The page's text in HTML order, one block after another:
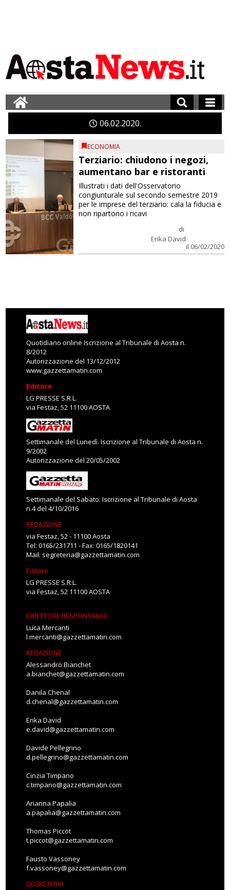
0602 2020
ECONOMIA
Terziario: chiudono i negozi,
aumentano bar e ristoranti
di
Erika David
il 06/02/2020
Illustrati i dati dell'Osservatorio
congiunturale sul secondo semestre 2019
per le imprese del terziario: cala la fiducia e
non ripartono i ricavi
Quotidiano online Iscrizione al Tribunale di Aosta n.
8/2012
Autorizzazione del 13/12/2012
www.gazzettamatin.com
Editore
LG PRESSE S.R.L.
via Festaz, 52 11100 AOSTA
Settimanale del Lunedì. Iscrizione al Tribunale di Aosta n.
9/2002
Autorizzazione del 20/05/2002
Settimanale del Sabato. Iscrizione al Tribunale di Aosta
n.4 del 4/10/2016
REDAZIONE
via Festaz, 52 - 11100 Aosta
Tel: 0165/231711 - Fax: 0165/1820141
Mail: segreteria@gazzettamatin.com
Editore
LG PRESSE S.R.L.
via Festaz, 52 11100 AOSTA
DIRETTORE RESPONSABILE
Luca Mercanti
l.mercanti@gazzettamatin.com
REDAZIONE
Alessandro Bianchet
a.bianchet@gazzettamatin.com
Danila Chenal
d.chenal@gazzettamatin.com
Erika David
e.david@gazzettamatin.com
Davide Pellegrino
d.pellegrino@gazzettamatin.com
Cinzia Timpano
c.timpano@gazzettamatin.com
Arianna Papalia
a.papalia@gazzettamatin.com
Thomas Piccot
t.piccot@gazzettamatin.com
Fausto Vassoney
f.vassoney@gazzettamatin.com
SEGRETERIA